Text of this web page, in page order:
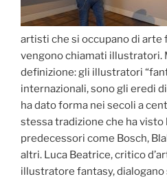
artisti che si occupano di arte
vengono chiamati illustratori.
definizione: gli illustratori
internazionali, sono gli eredi
ha dato forma nei secoli a
stessa tradizione che ha
predecessori come Bosch,
altri. Luca Beatrice, critico
illustratore fantasy,